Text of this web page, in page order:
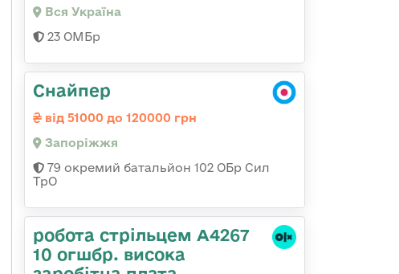
Вся Україна
23 ОМБр
Снайпер
від 51000 до 120000 грн
Запоріжжя
79 окремий батальйон 102 ОБр Сил
ТрО
робота стрільцем А4267
10 огшбр. висока